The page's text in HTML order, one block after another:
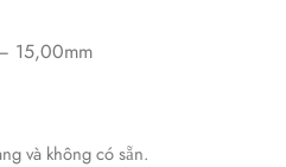
15,00mm
và không có sẵn.